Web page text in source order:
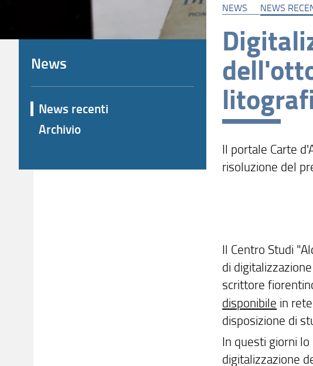
NEWS NEWS
Il portale Carte
risoluzione del
Il Centro Studi
di
scrittore
disponibile in
disposizione di
In questi giorni
digitalizzazione
News
News recenti
Archivio